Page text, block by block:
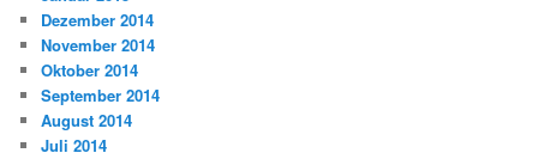
Dezember 2014
November 2014
Oktober 2014
September 2014
August 2014
Juli 2014